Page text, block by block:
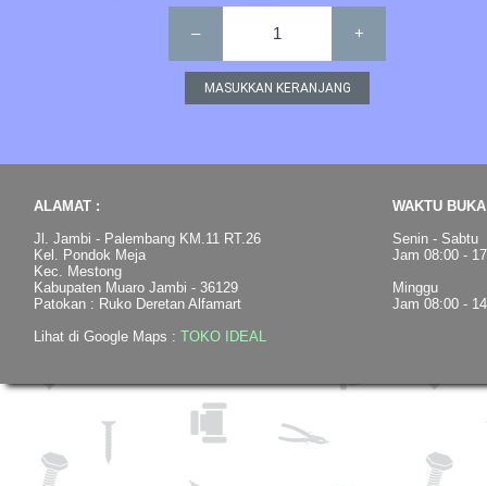
– 1 +
ALAMAT :
Jl. Jambi - Palembang KM.11 RT.26
Kel. Pondok Meja
Kec. Mestong
Kabupaten Muaro Jambi - 36129
Patokan : Ruko Deretan Alfamart
Lihat di Google Maps : TOKO IDEAL
WAKTU
Senin - Sabtu
Jam 08:00 -
Minggu
Jam 08:00 -